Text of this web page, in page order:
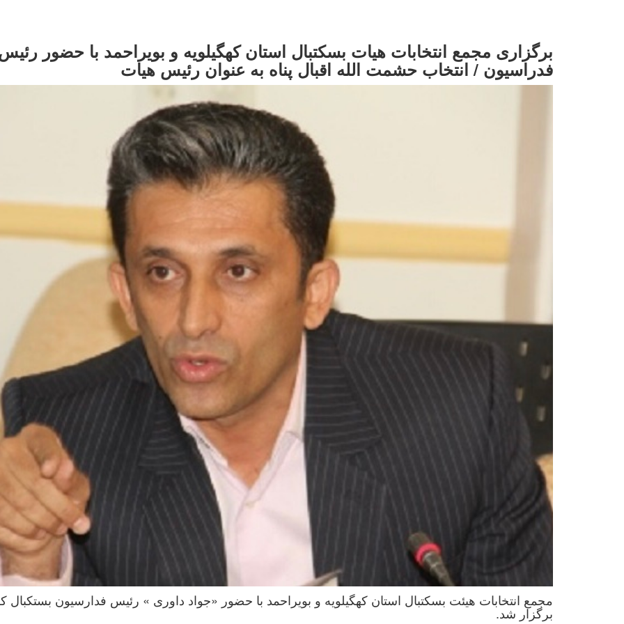
برگزاری مجمع انتخابات هیات بسکتبال استان کهگیلویه و بویراحمد با حضور
فدراسیون / انتخاب حشمت الله اقبال پناه به عنوان رئیس هیات
مجمع انتخابات هیئت بسکتبال استان کهگیلویه و بویراحمد با حضور «جواد داوری » رئیس فدارسیون بستکبال
برگزار شد.